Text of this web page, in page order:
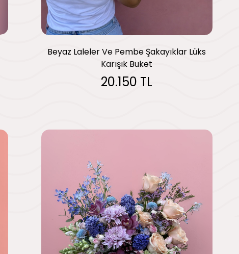
Beyaz Laleler Ve Pembe Şakayıklar Lüks
Karışık Buket
20.150 TL